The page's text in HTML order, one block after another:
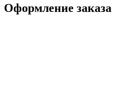
Оформление заказа